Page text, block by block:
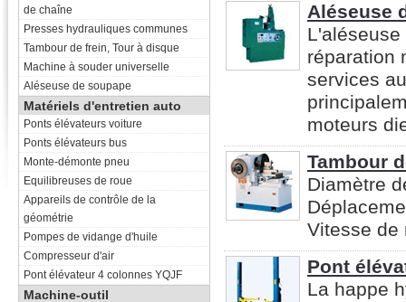
de chaîne
Presses hydrauliques communes
Tambour de frein, Tour à disque
Machine à souder universelle
Aléseuse de soupape
Matériels d'entretien auto
Ponts élévateurs voiture
Ponts élévateurs bus
Monte-démonte pneu
Equilibreuses de roue
Appareils de contrôle de la
géométrie
Pompes de vidange d'huile
Compresseur d'air
Pont élévateur 4 colonnes YQJF
Machine-outil
Aléseuse
réparation
services
moteurs
Tambour
Diamètre
Vitesse de
Pont
La happe